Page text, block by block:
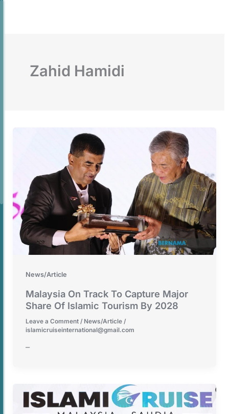
Zahid Hamidi
News/Article
Malaysia On Track To Capture Major
Share Of Islamic Tourism By 2028
Leave a Comment / News/Article/
islamicruiseinternational@gmail.com
–